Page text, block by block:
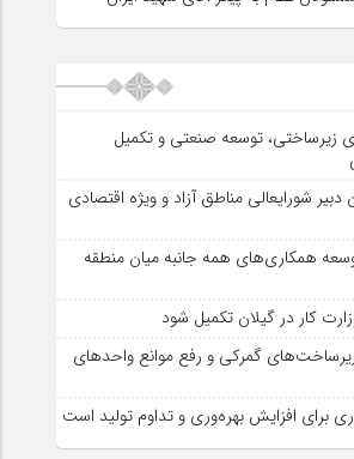
زیرساختی، توسعه صنعتی و تکمیل
شورایعالی مناطق آزاد و ویژه اقتصادی
همكاری‌های همه جانبه میان منطقه
کار در گیلان تکمیل شود
گمركی و رفع موانع واحدهای
برای افزایش بهره‌وری و تداوم تولید است